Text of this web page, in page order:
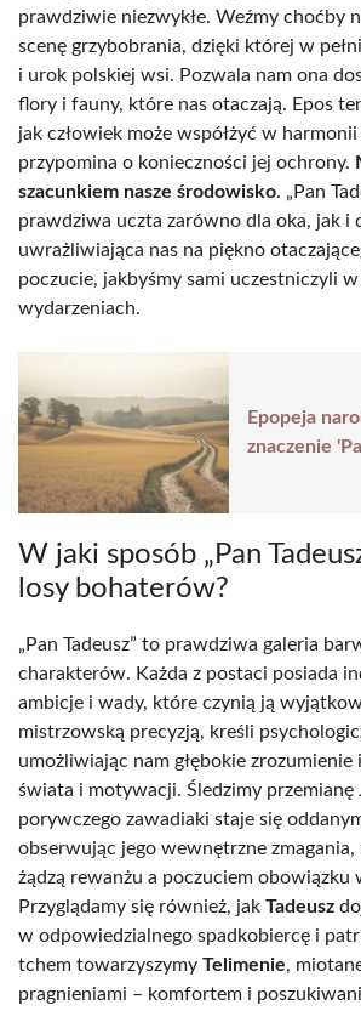
prawdziwie niezwykłe. Weźmy choćby
scenę grzybobrania, dzięki której w
i urok polskiej wsi. Pozwala nam ona
flory i fauny, które nas otaczają. Epos
jak człowiek może współżyć w
przypomina o konieczności jej ochrony.
szacunkiem nasze środowisko. „Pan
prawdziwa uczta zarówno dla oka, jak i
uwrażliwiająca nas na piękno
poczucie, jakbyśmy sami uczestniczyli
wydarzeniach.
Epopeja
znaczenie
W jaki sposób „Pan
losy bohaterów?
„Pan Tadeusz” to prawdziwa galeria
charakterów. Każda z postaci posiada
ambicje i wady, które czynią ją
mistrzowską precyzją, kreśli
umożliwiając nam głębokie
świata i motywacji. Śledzimy przemianę
porywczego zawadiaki staje się
obserwując jego wewnętrzne zmagania,
żądzą rewanżu a poczuciem obowiązku
Przyglądamy się również, jak Tadeusz
w odpowiedzialnego spadkobiercę i
tchem towarzyszymy Telimenie,
pragnieniami – komfortem i